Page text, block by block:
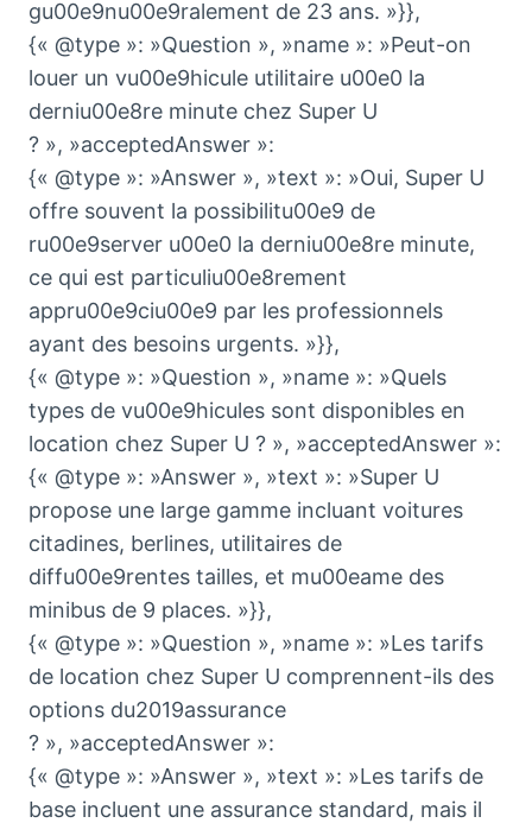
gu00e9nu00e9ralement de 23 ans. »}},
{« @type »: »Question », »name »: »Peut-on
louer un vu00e9hicule utilitaire u00e0 la
derniu00e8re minute chez Super U
? », »acceptedAnswer »:
{« @type »: »Answer », »text »: »Oui, Super U
offre souvent la possibilitu00e9 de
ru00e9server u00e0 la derniu00e8re minute,
ce qui est particuliu00e8rement
appru00e9ciu00e9 par les professionnels
ayant des besoins urgents. »}},
{« @type »: »Question », »name »: »Quels
types de vu00e9hicules sont disponibles en
location chez Super U ? », »acceptedAnswer »:
{« @type »: »Answer », »text »: »Super U
propose une large gamme incluant voitures
citadines, berlines, utilitaires de
diffu00e9rentes tailles, et mu00eame des
minibus de 9 places. »}},
{« @type »: »Question », »name »: »Les tarifs
de location chez Super U comprennent-ils des
options du2019assurance
? », »acceptedAnswer »:
{« @type »: »Answer », »text »: »Les tarifs de
base incluent une assurance standard, mais il